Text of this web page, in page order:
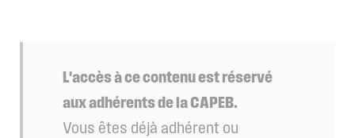
L'accès à ce contenu est réservé
aux adhérents de la CAPEB.
Vous êtes déjà adhérent ou